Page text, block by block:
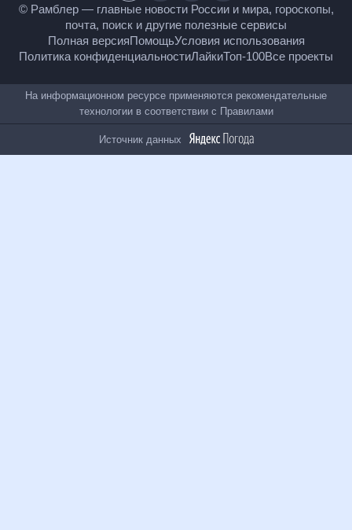
© Рамблер — главные новости России и мира,
гороскопы, почта, поиск и другие полезные сервисы
Полная версияПомощьУсловия использования
Политика конфиденциальностиЛайкиТоп-100
На информационном ресурсе применяются
рекомендательные технологии в соответствии сПравилами
Источник данных